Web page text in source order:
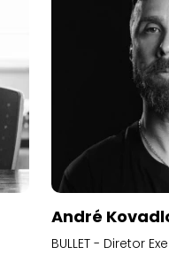
André
BULLET - Diretor